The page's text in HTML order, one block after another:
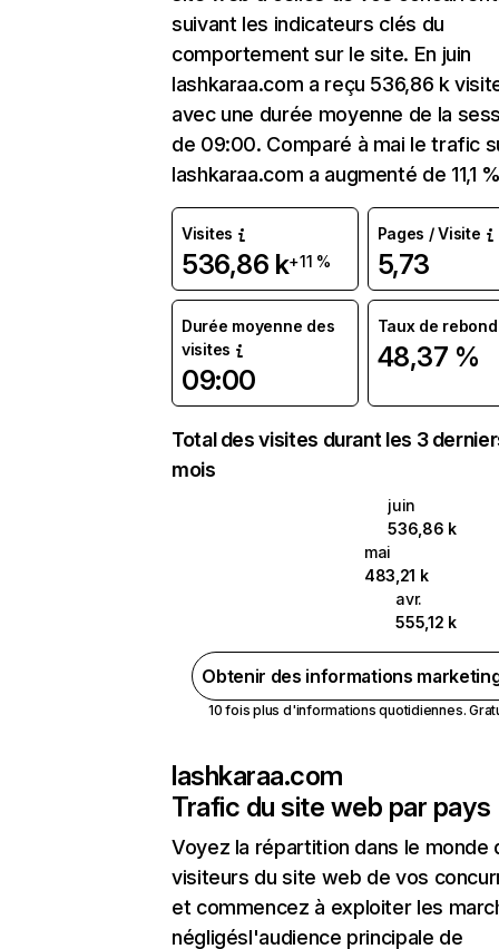
suivant les indicateurs clés du
comportement sur le site. En juin
lashkaraa.com a reçu 536,86 k
avec une durée moyenne de la
de 09:00. Comparé à mai le trafic
lashkaraa.com a augmenté de 11,1
Visites
536,86 k+11 %
Pages / Visite
5,73
Durée moyenne des
visites
09:00
Taux de rebond
48,37 %
Total des visites durant les 3
mois
juin
536,86 k
mai
483,21 k
avr.
555,12 k
Obtenir des informations
10 fois plus d'informations quotidiennes.
lashkaraa.com
Trafic du site web par pays
Voyez la répartition dans le monde
visiteurs du site web de vos
et commencez à exploiter les
négligésl'audience principale de